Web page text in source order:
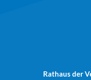
Rathaus der